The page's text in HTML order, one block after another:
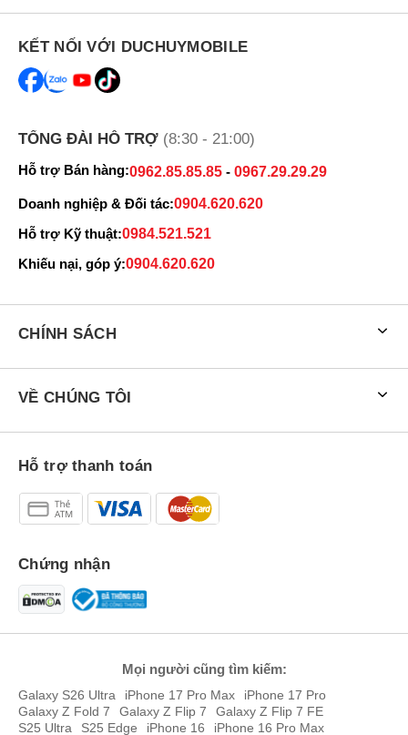
KẾT NỐI VỚI DUCHUYMOBILE
TỔNG ĐÀI HỖ TRỢ (8:30 - 21:00)
Hỗ trợ Bán hàng:0962.85.85.85 - 0967.29.29.29
Doanh nghiệp & Đối tác:0904.620.620
Hỗ trợ Kỹ thuật:0984.521.521
Khiếu nại, góp ý:0904.620.620
CHÍNH SÁCH
VỀ CHÚNG TÔI
Hỗ trợ thanh toán
Chứng nhận
Mọi người cũng tìm kiếm:
Galaxy S26 Ultra iPhone 17 Pro Max
iPhone 17 Pro
Galaxy Z Fold 7
Galaxy Z Flip 7
Galaxy Z Flip 7 FE
S25 Ultra
S25 Edge iPhone 16 iPhone 16 Pro Max